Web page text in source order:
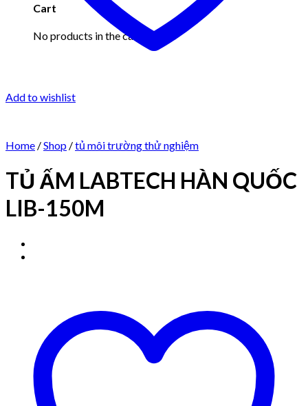
Cart
No products in the cart.
Add to wishlist
Home /Shop /tủ môi trường thử nghiệm
TỦ ẤM LABTECH HÀN QUỐC
LIB-150M